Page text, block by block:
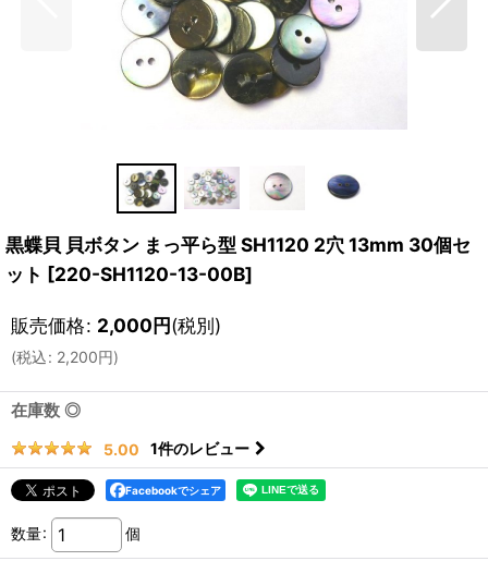
黒蝶貝 貝ボタン まっ平ら型 SH1120 2穴 13mm 30個セ
ット [220-SH1120-13-00B]
販売価格: 2,000円(税別)
(税込: 2,200円)
在庫数 ◎
5.00 1件のレビュー
Facebookでシェア
数量: 個